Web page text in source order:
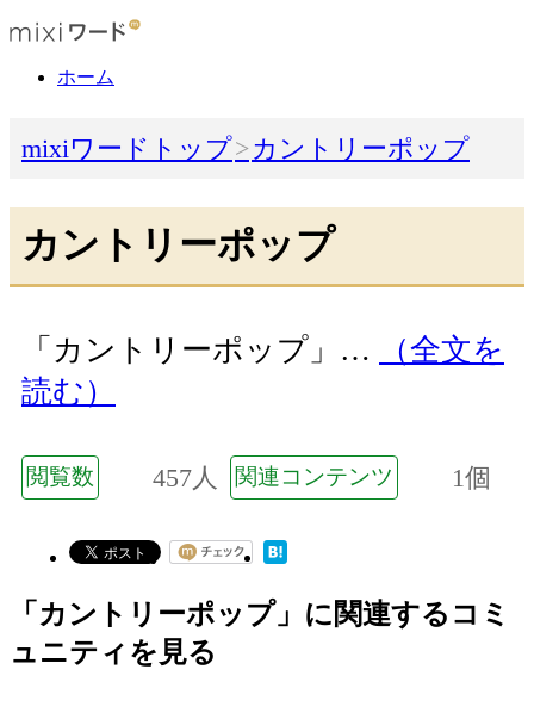
ホーム
mixiワードトップ カントリーポップ
カントリーポップ
「カントリーポップ」…
（全文を
読む）
閲覧数 457人 関連コンテンツ 1個
「カントリーポップ」に関連するコミ
ュニティを見る